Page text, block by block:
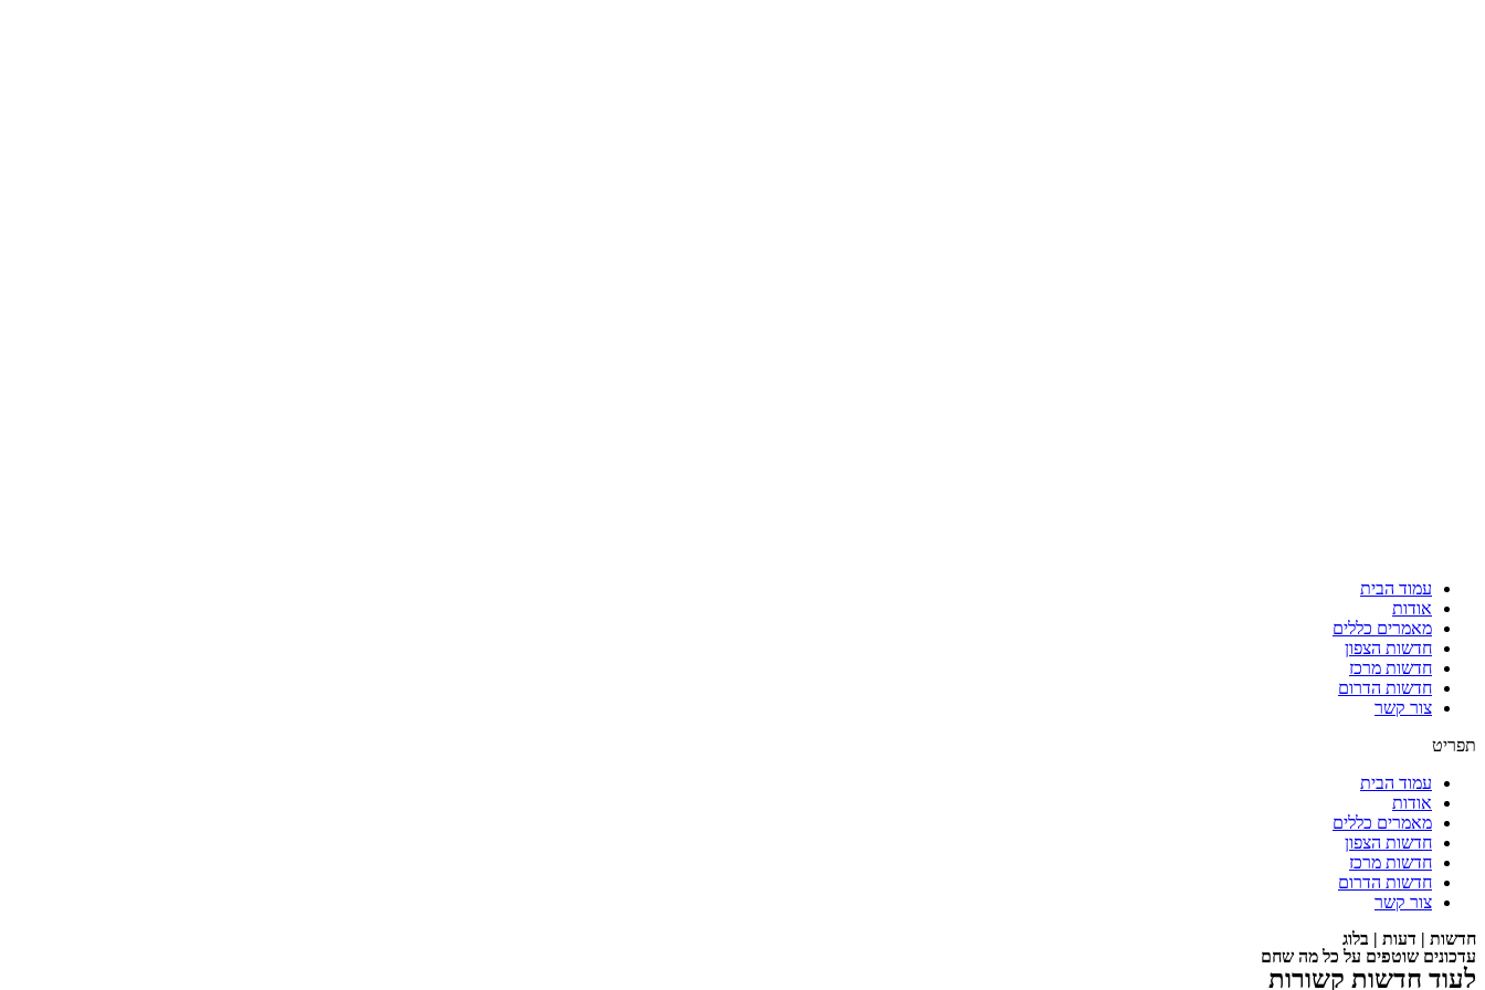
עמוד הבית
אודות
מאמרים כללים
חדשות הצפון
חדשות מרכז
חדשות הדרום
צור קשר
תפריט
עמוד הבית
אודות
מאמרים כללים
חדשות הצפון
חדשות מרכז
חדשות הדרום
צור קשר
חדשות | דעות | בלוג
עדכונים שוטפים על כל מה שחם
לעוד חדשות קשורות